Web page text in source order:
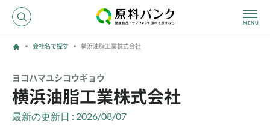
新規登録
会社名で探す 横浜油脂工業株式会社
ヨコハマユシコウギョウ
横浜油脂工業株式会社
最新の更新日 : 2026/08/07